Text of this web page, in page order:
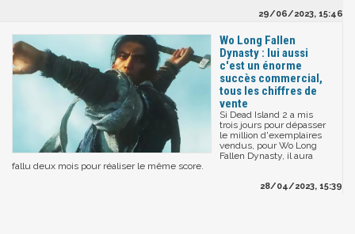
29/06/2023, 15:46
Wo Long Fallen
Dynasty : lui aussi
c'est un énorme
succès commercial,
tous les chiffres de
vente
Si Dead Island 2 a mis
trois jours pour dépasser
le million d'exemplaires
vendus, pour Wo Long
Fallen Dynasty, il aura
fallu deux mois pour réaliser le même score.
28/04/2023, 15:39